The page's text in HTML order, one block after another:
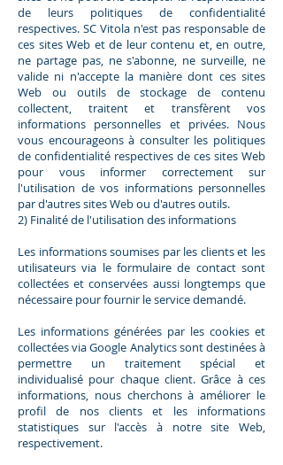
de leurs politiques de confidentialité
respectives. SC Vitola n'est pas responsable de
ces sites Web et de leur contenu et, en outre,
ne partage pas, ne s'abonne, ne surveille, ne
valide ni n'accepte la manière dont ces sites
Web ou outils de stockage de contenu
collectent, traitent et transfèrent vos
informations personnelles et privées. Nous
vous encourageons à consulter les politiques
de confidentialité respectives de ces sites Web
pour vous informer correctement sur
l'utilisation de vos informations personnelles
par d'autres sites Web ou d'autres outils.
2) Finalité de l'utilisation des informations
Les informations soumises par les clients et les
utilisateurs via le formulaire de contact sont
collectées et conservées aussi longtemps que
nécessaire pour fournir le service demandé.
Les informations générées par les cookies et
collectées via Google Analytics sont destinées à
permettre un traitement spécial et
individualisé pour chaque client. Grâce à ces
informations, nous cherchons à améliorer le
profil de nos clients et les informations
statistiques sur l'accès à notre site Web,
respectivement.